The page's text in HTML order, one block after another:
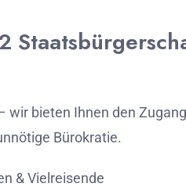
wir bieten Ihnen den Zugang
Bürokratie.
&Vielreisende